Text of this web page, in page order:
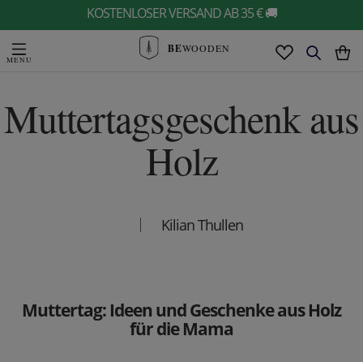
KOSTENLOSER VERSAND AB 35 € 🚚
BEWOODEN
Muttertagsgeschenk aus
Holz
Kilian Thullen
Muttertag: Ideen und Geschenke aus Holz
für die Mama